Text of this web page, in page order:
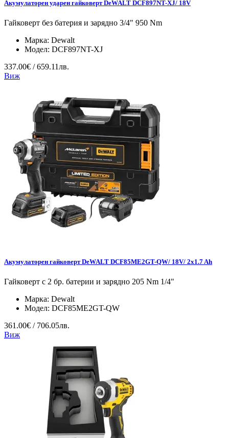
Акумулаторен ударен гайковерт DeWALT DCF897NT-XJ/ 18V
Гайковерт без батерия и зарядно 3/4" 950 Nm
Марка: Dewalt
Модел: DCF897NT-XJ
337.00€ / 659.11лв.
Виж
Акумулаторен гайковерт DeWALT DCF85ME2GT-QW/ 18V/ 2x1.7 Ah
Гайковерт с 2 бр. батерии и зарядно 205 Nm 1/4"
Марка: Dewalt
Модел: DCF85ME2GT-QW
361.00€ / 706.05лв.
Виж